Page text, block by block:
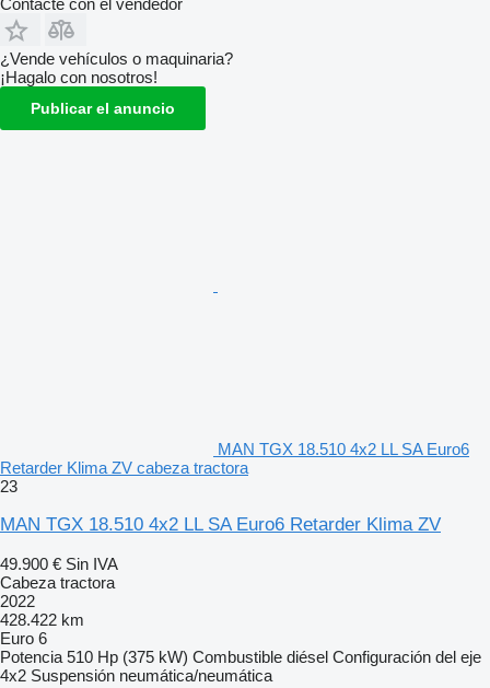
Contacte con el vendedor
¿Vende vehículos o maquinaria?
¡Hagalo con nosotros!
Publicar el anuncio
MAN TGX 18.510 4x2 LL SA Euro6
Retarder Klima ZV cabeza tractora
23
MAN TGX 18.510 4x2 LL SA Euro6 Retarder Klima ZV
49.900 € Sin IVA
Cabeza tractora
2022
428.422 km
Euro 6
Potencia 510 Hp (375 kW) Combustible diésel Configuración del eje
4x2 Suspensión neumática/neumática